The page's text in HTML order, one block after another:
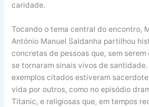
caridade.
Tocando o tema central do encontro,
António Manuel Saldanha partilhou
concretas de pessoas que, sem serem
se tornaram sinais vivos de santidade.
exemplos citados estiveram
vida por outros, como no episódio
Titanic, e religiosas que, em tempos